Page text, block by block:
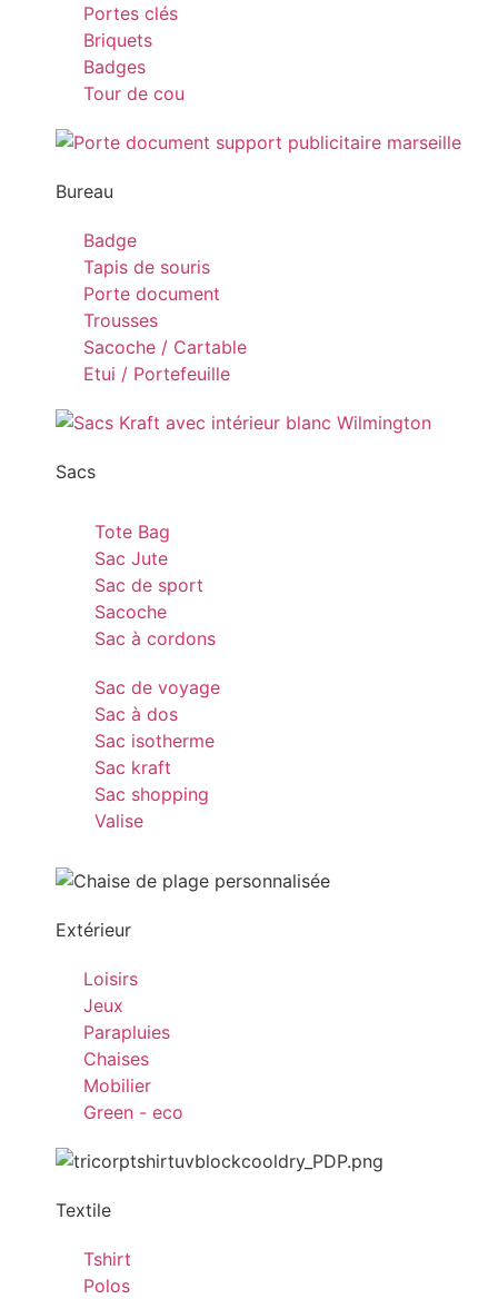
Portes clés
Briquets
Badges
Tour de cou
Bureau
Badge
Tapis de souris
Porte document
Trousses
Sacoche / Cartable
Etui / Portefeuille
Sacs
Tote Bag
Sac Jute
Sac de sport
Sacoche
Sac à cordons
Sac de voyage
Sac à dos
Sac isotherme
Sac kraft
Sac shopping
Valise
Extérieur
Loisirs
Jeux
Parapluies
Chaises
Mobilier
Green - eco
Textile
Tshirt
Polos